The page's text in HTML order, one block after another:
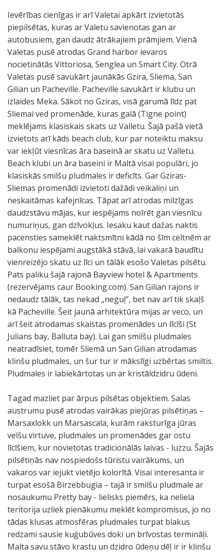
Ievērības cienīgas ir arī Valetai apkārt izvietotās
piepilsētas, kuras ar Valetu savienotas gan ar
autobusiem, gan daudz ātrākajiem prāmjiem. Vienā
Valetas pusē atrodas Grand harbor ievaros
nocietinātās Vittoriosa, Senglea un Smart City. Otrā
Valetas pusē savukārt jaunākās Gzira, Sliema, San
Gilian un Pacheville. Pacheville savukārt ir klubu un
izlaides Meka. Sākot no Gziras, visā garumā līdz pat
Sliemai ved promenāde, kuras galā (Tigne point)
meklējams klasiskais skats uz Valletu. Šajā pašā vietā
izvietots arī kāds beach club, kur par noteiktu maksu
var iekļūt viesnīcas āra baseinā ar skatu uz Valletu.
Beach klubi un āra baseini ir Maltā visai populāri, jo
klasiskās smilšu pludmales ir deficīts. Gar Gziras-
Sliemas promenādi izvietoti dažādi veikaliņi un
neskaitāmas kafejnīcas. Tāpat arī atrodas milzīgas
daudzstāvu mājas, kur iespējams noīrēt gan viesnīcu
numuriņus, gan dzīvokļus. Iesaku kaut dažas naktis
pacensties sameklēt naktsmītni kādā no šīm celtnēm ar
balkonu iespējami augstākā stāvā, lai vakarā baudītu
vienreizējo skatu uz līci un tālāk esošo Valetas pilsētu.
Pats paliku šajā rajonā Bayview hotel & Apartments
(rezervējams caur Booking.com). San Gilian rajons ir
nedaudz tālāk, tas nekad „neguļ”, bet nav arī tik skaļš
kā Pacheville. Šeit jaunā arhitektūra mijas ar veco, un
arī šeit atrodamas skaistas promenādes un līcīši (St
Julians bay, Balluta bay). Lai gan smilšu pludmales
neatradīsiet, tomēr Sliemā un San Gilian atrodamas
klinšu pludmales, un šur tur ir mākslīgi uzbērtas smiltis.
Pludmales ir labiekārtotas un ar kristāldzidru ūdeni.
Tagad mazliet par ārpus pilsētas objektiem. Salas
austrumu pusē atrodas vairākas piejūras pilsētiņas –
Marsaxlokk un Marsascala, kurām raksturīga jūras
velšu virtuve, pludmales un promenādes gar ostu
līcīšiem, kur novietotas tradicionālās laivas - luzzu. Šajās
pilsētiņās nav nospiedošs tūristu vairākums, un
vakaros var iejukt vietējo kolorītā. Visai interesanta ir
turpat esošā Birzebbugia – tajā ir smilšu pludmale ar
nosaukumu Pretty bay - lielisks piemērs, ka neliela
teritorija uzliek pienākumu meklēt kompromisus, jo no
tādas klusas atmosfēras pludmales turpat blakus
redzami sausie kuģubūves doki un brīvostas termināļi.
Malta savu stāvo krastu un dzidro ūdeņu dēļ ir ir klinšu